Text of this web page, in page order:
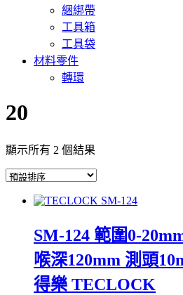
綑綁帶
工具箱
工具袋
材料零件
轉環
20
顯示所有 2 個結果
SM-124 範圍0-
喉深120mm 測頭
得樂 TECLOCK